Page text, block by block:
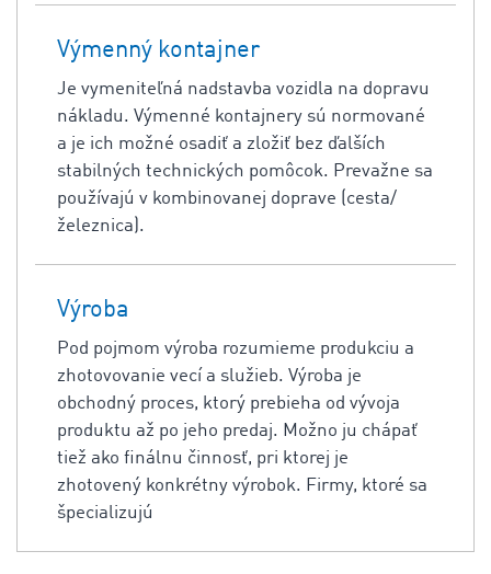
Výmenný kontajner
Je vymeniteľná nadstavba vozidla na dopravu
nákladu. Výmenné kontajnery sú normované
a je ich možné osadiť a zložiť bez ďalších
stabilných technických pomôcok. Prevažne sa
používajú v kombinovanej doprave (cesta/
železnica).
Výroba
Pod pojmom výroba rozumieme produkciu a
zhotovovanie vecí a služieb. Výroba je
obchodný proces, ktorý prebieha od vývoja
produktu až po jeho predaj. Možno ju chápať
tiež ako finálnu činnosť, pri ktorej je
zhotovený konkrétny výrobok. Firmy, ktoré sa
špecializujú